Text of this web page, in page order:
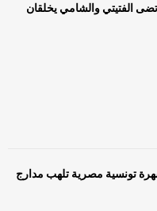
الفتيتي والشامي يخلقان
تونسية مصرية تلهب مدارج